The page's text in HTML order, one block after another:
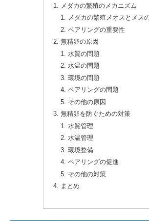
メダカの繁殖のメカニズム
メダカの繁殖メオスとメス
ペアリングの重要性
無精卵の原因
水質の問題
水温の問題
環境の問題
ペアリングの問題
その他の原因
無精卵を防ぐための対策
水質管理
水温管理
環境整備
ペアリングの促進
その他の対策
まとめ